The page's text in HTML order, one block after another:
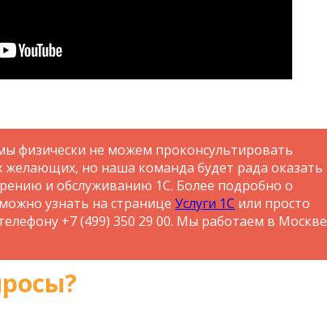
физически не можем проконсультировать
желающих, но наша команда будет рада оказать
и обслуживанию 1С. Более подробно о
узнать на странице Услуги 1С или просто
+7 (499) 350 29 00. Мы работаем в Москве